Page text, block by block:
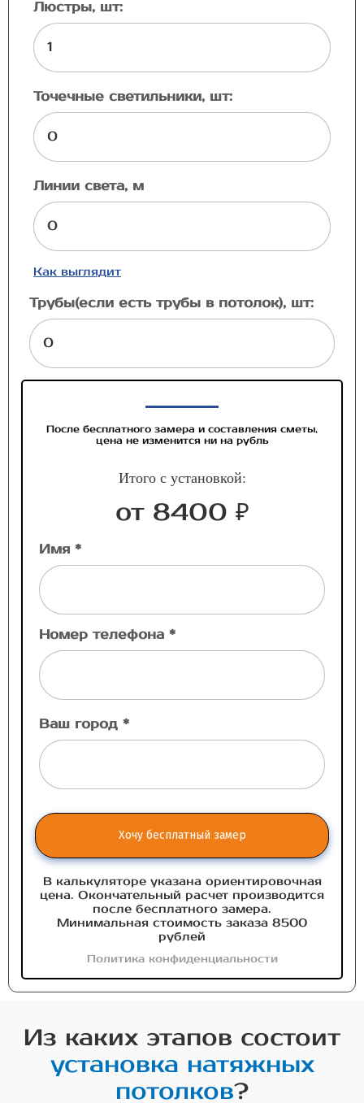
Люстры, шт:
Точечные светильники, шт:
Линии света, м
Как выглядит
Трубы(если есть трубы в потолок), шт:
После бесплатного замера и составления сметы,
цена не изменится ни на рубль
Итого с установкой:
от 8400 ₽
Имя *
Номер телефона *
Ваш город *
Хочу бесплатный замер
В калькуляторе указана ориентировочная
цена. Окончательный расчет производится
после бесплатного замера.
Минимальная стоимость заказа 8500
рублей
Политика конфиденциальности
Из каких этапов состоит
установка натяжных
потолков?